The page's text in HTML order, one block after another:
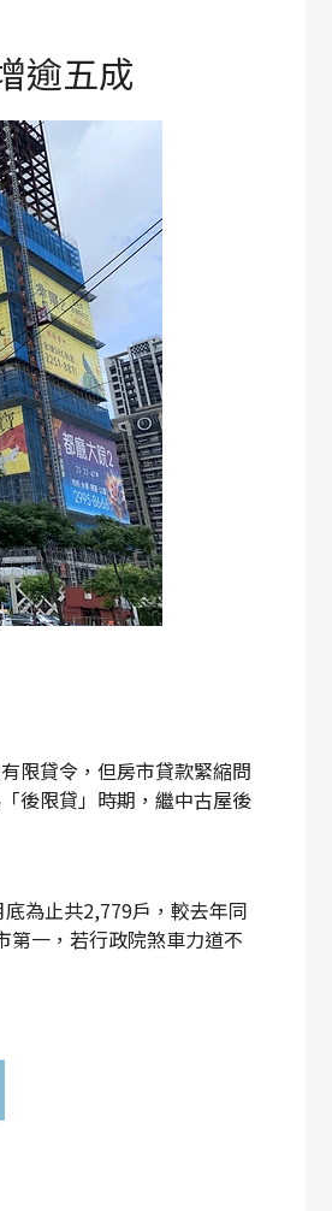
逾五成
限貸令，但房市貸款緊縮問
後限貸」時期，繼中古屋後
為止共2,779戶，較去年同
第一，若行政院煞車力道不